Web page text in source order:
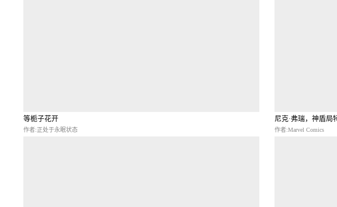
等栀子花开
作者:正处于永眠状态
尼克·弗瑞，神盾局
作者:Marvel Comics